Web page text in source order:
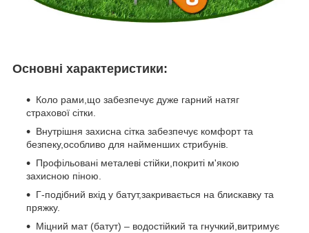
Основні характеристики:
Коло рами,що забезпечує дуже гарний натяг
страхової сітки.
Внутрішня захисна сітка забезпечує комфорт та
безпеку,особливо для найменших стрибунів.
Профільовані металеві стійки,покриті м'якою
захисною піною.
Г-подібний вхід у батут,закривається на блискавку та
пряжку.
Міцний мат (батут) – водостійкий та гнучкий,витримує